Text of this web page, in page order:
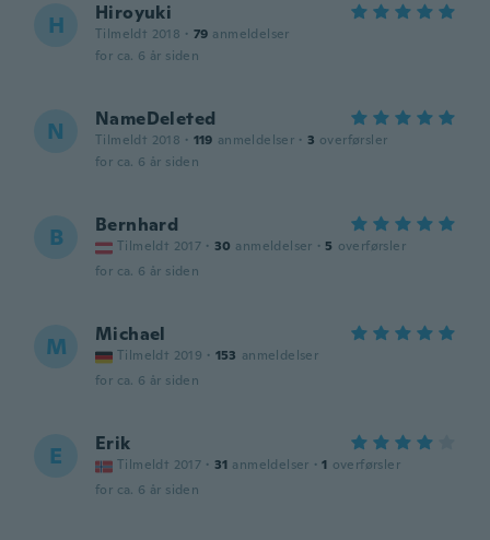
H Hiroyuki
Tilmeldt 2018 · 79 anmeldelser
for ca. 6 år siden
N NameDeleted
Tilmeldt 2018 · 119 anmeldelser · 3 overførsler
for ca. 6 år siden
B Bernhard
Tilmeldt 2017 · 30 anmeldelser · 5 overførsler
for ca. 6 år siden
M Michael
Tilmeldt 2019 · 153 anmeldelser
for ca. 6 år siden
E Erik
Tilmeldt 2017 · 31 anmeldelser · 1 overførsler
for ca. 6 år siden